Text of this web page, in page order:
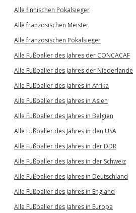
Alle finnischen Pokalsieger
Alle französischen Meister
Alle französischen Pokalsieger
Alle Fußballer des Jahres der CONCACAF
Alle Fußballer des Jahres der Niederlande
Alle Fußballer des Jahres in Afrika
Alle Fußballer des Jahres in Asien
Alle Fußballer des Jahres in Belgien
Alle Fußballer des Jahres in den USA
Alle Fußballer des Jahres in der DDR
Alle Fußballer des Jahres in der Schweiz
Alle Fußballer des Jahres in Deutschland
Alle Fußballer des Jahres in England
Alle Fußballer des Jahres in Europa